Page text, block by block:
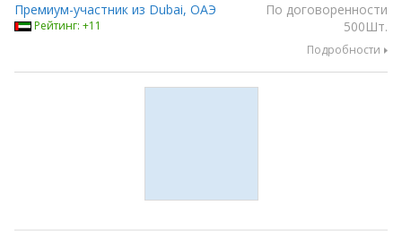
По договоренности
500Шт.
Премиум-участник из Dubai, ОАЭ
Рейтинг: +11
Подробности